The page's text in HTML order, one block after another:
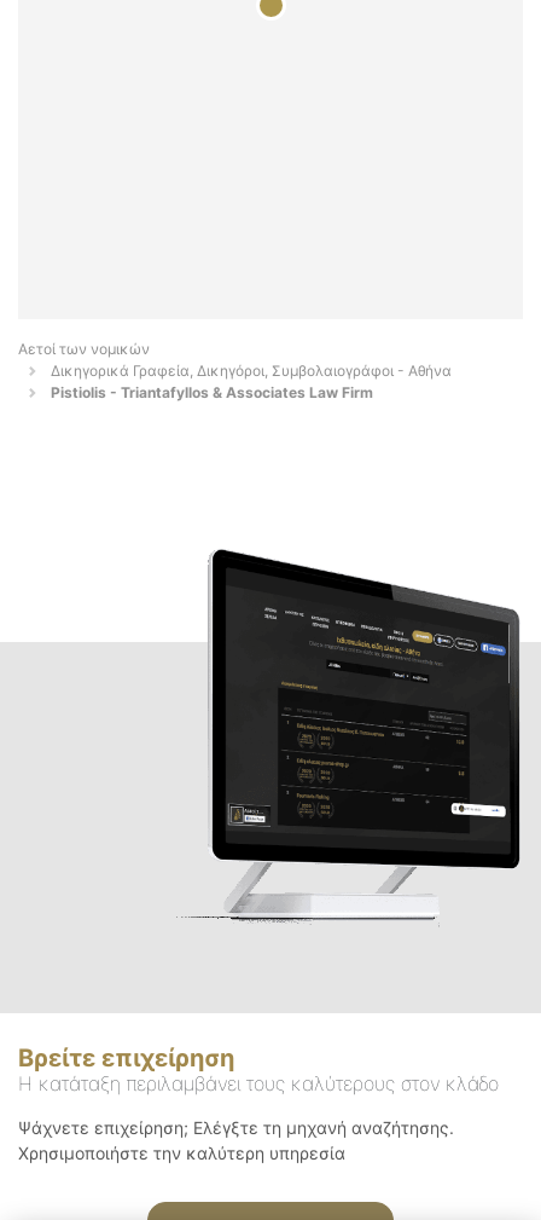
Αετοί των νομικών
Δικηγορικά Γραφεία, Δικηγόροι, Συμβολαιογράφοι - Αθήνα
Pistiolis - Triantafyllos & Associates Law Firm
Βρείτε επιχείρηση
Η κατάταξη περιλαμβάνει τους καλύτερους στον κλάδο
Ψάχνετε επιχείρηση; Ελέγξτε τη μηχανή αναζήτησης.
Χρησιμοποιήστε την καλύτερη υπηρεσία